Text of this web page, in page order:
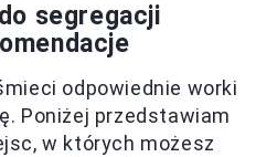
segregacji
odpowiednie worki
Poniżej przedstawiam
w których możesz